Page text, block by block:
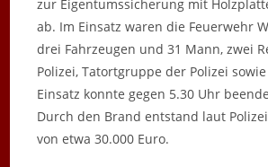
zur Eigentumssicherung mit
ab. Im Einsatz waren die Feuerwehr
drei Fahrzeugen und 31 Mann, zwei
Polizei, Tatortgruppe der Polizei sowie
Einsatz konnte gegen 5.30 Uhr
Durch den Brand entstand laut
von etwa 30.000 Euro.